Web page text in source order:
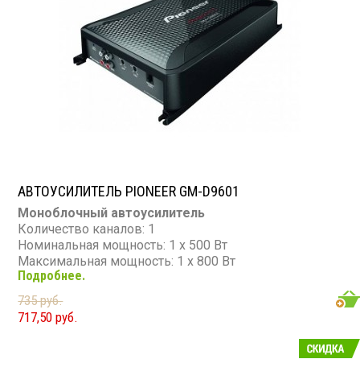
SD карта: нет
AUX вход: есть
Пульт: нет
Съемная панель: нет
RCA (линейные) выходы: 3 пары
АВТОУСИЛИТЕЛЬ PIONEER GM-D9601
Моноблочный автоусилитель
Количество каналов: 1
Номинальная мощность: 1 х 500 Вт
Максимальная мощность: 1 х 800 Вт
Частотный диапазон: 10 - 240 Гц
Сопротивление: 4 Ом
Подробнее.
735 руб.
717,50 руб.